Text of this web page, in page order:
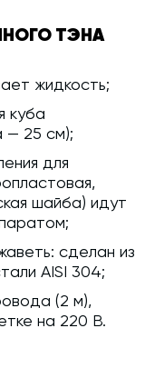
ТЭНА
жидкость;
куба
— 25 см);
для
шайба) идут
сделан из
AISI 304;
(2 м),
на 220 В.